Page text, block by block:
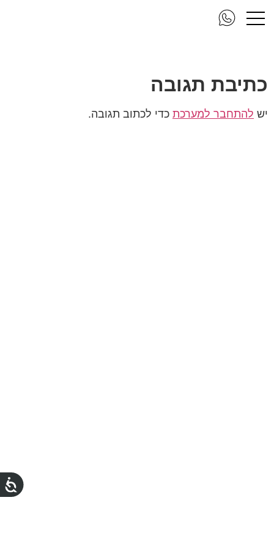
IMG_17_resize
כתיבת תגובה
יש להתחבר למערכת כדי לכתוב תגובה.